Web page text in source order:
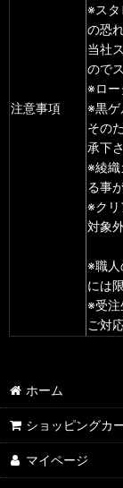
注意事項
※スタ
の恐
当社
ので
※ロー
※黒ゲ
その
承下さ
※綾織
る事
※クリ
対象
※職人
には
※受注
ご対
ホーム
ショッピングカ
マイページ